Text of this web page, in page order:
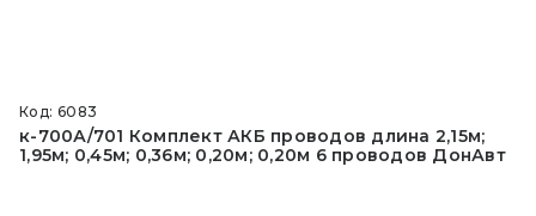
Код: 6083
к-700А/701 Комплект АКБ проводов длина 2,15м;
1,95м; 0,45м; 0,36м; 0,20м; 0,20м 6 проводов ДонАвт